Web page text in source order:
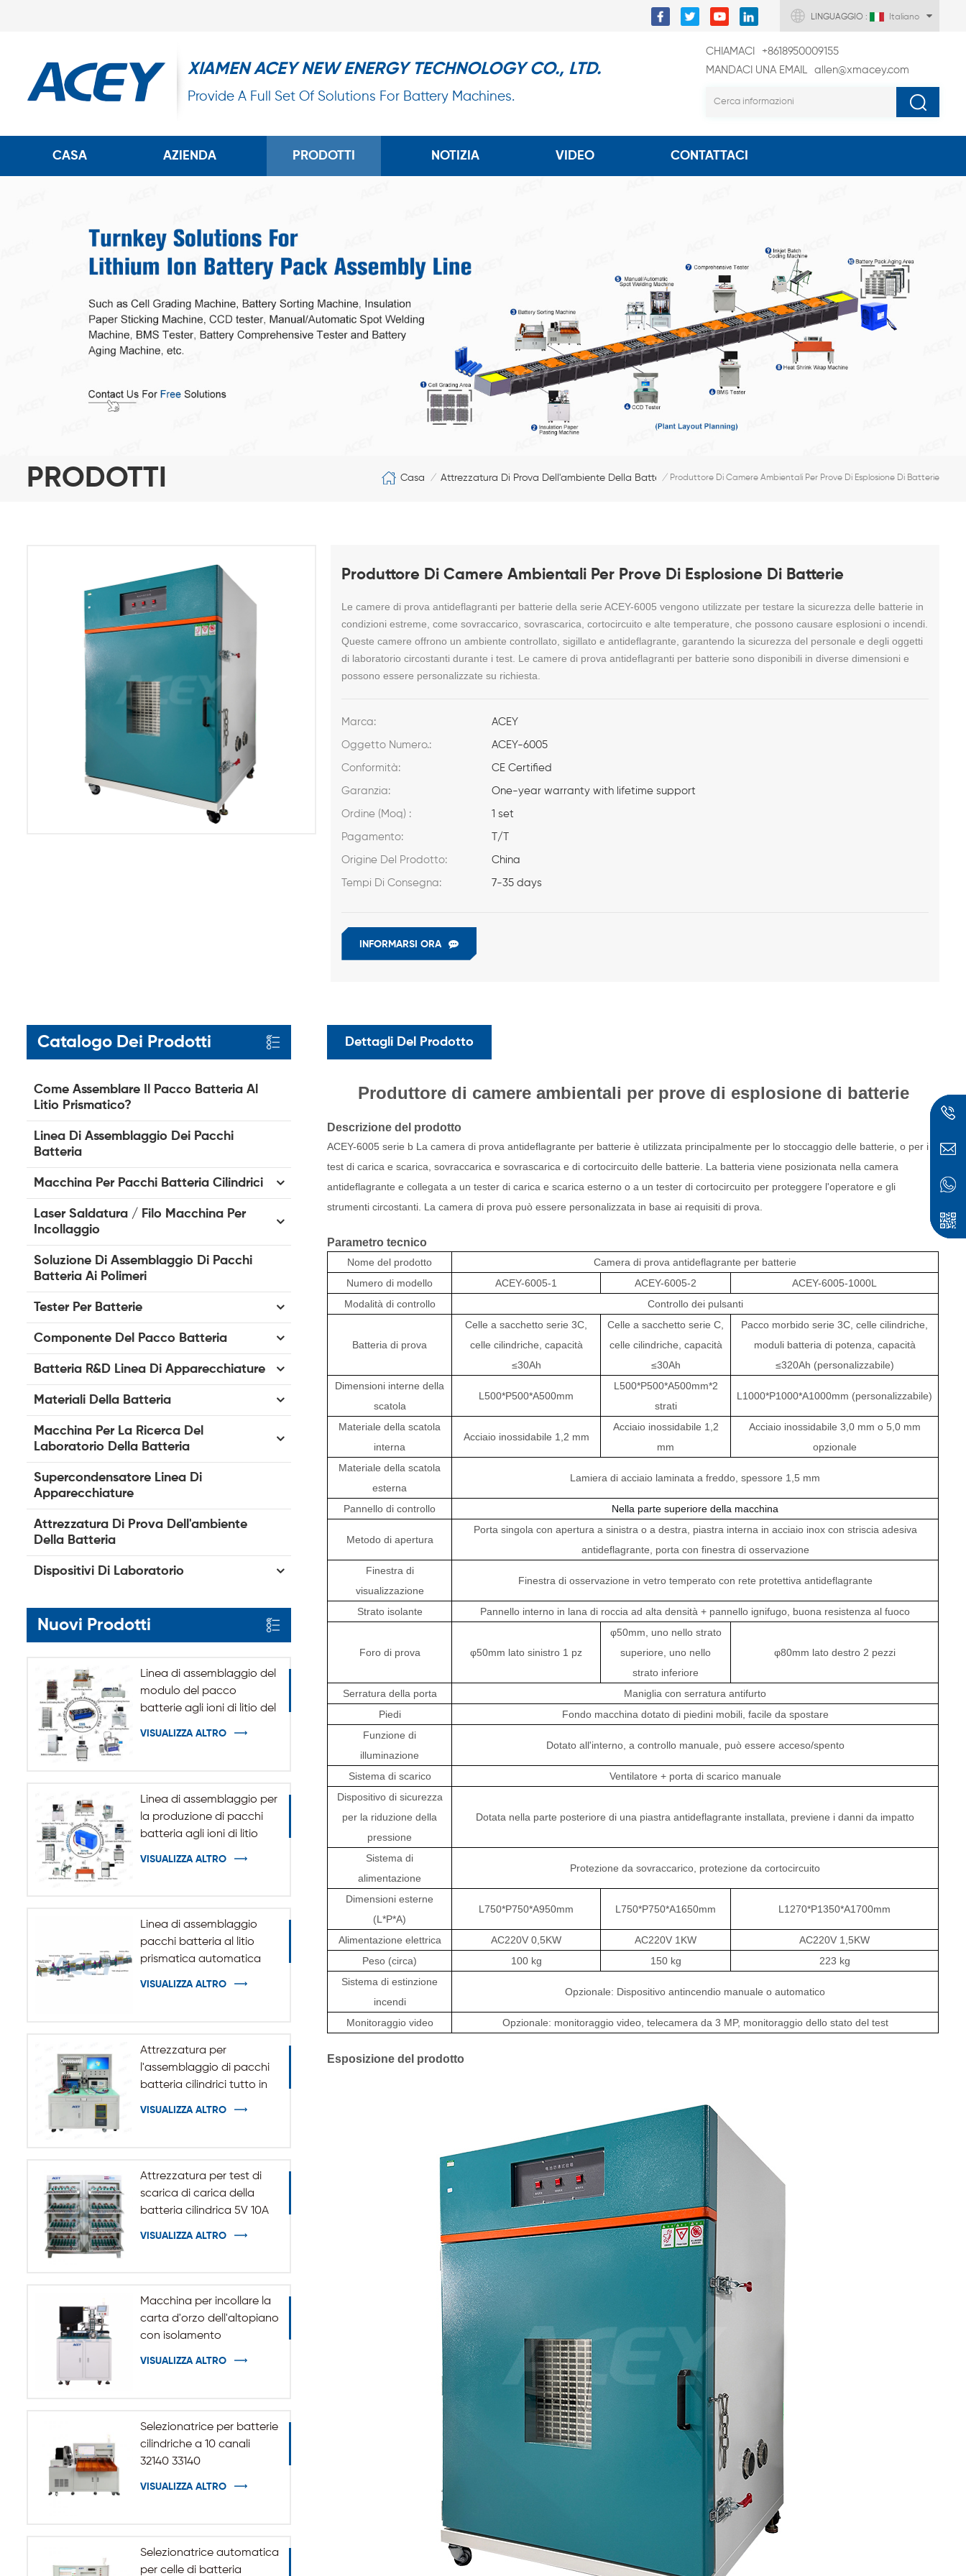
LINGUAGGIO : Italiano
XIAMEN ACEY NEW ENERGY TECHNOLOGY CO., LTD.
Provide A Full Set Of Solutions For Battery Machines.
CHIAMACI
+8618950009155
MANDACI UNA EMAIL
allen@xmacey.com
CASA AZIENDA PRODOTTI NOTIZIA VIDEO CONTATTACI
PRODOTTI Casa / Attrezzatura Di Prova Dell'ambiente Della Batteria
/ Produttore Di Camere Ambientali Per Prove Di Esplosione Di Batterie
Produttore Di Camere Ambientali Per Prove Di Esplosione Di Batterie
Le camere di prova antideflagranti per batterie della serie ACEY-6005 vengono utilizzate per testare la sicurezza delle batterie in
condizioni estreme, come sovraccarico, sovrascarica, cortocircuito e alte temperature, che possono causare esplosioni o incendi.
Queste camere offrono un ambiente controllato, sigillato e antideflagrante, garantendo la sicurezza del personale e degli oggetti
di laboratorio circostanti durante i test. Le camere di prova antideflagranti per batterie sono disponibili in diverse dimensioni e
possono essere personalizzate su richiesta.
Marca: ACEY
Oggetto Numero.: ACEY-6005
Conformità: CE Certified
Garanzia: One-year warranty with lifetime support
Ordine (Moq) : 1 set
Pagamento: T/T
Origine Del Prodotto: China
Tempi Di Consegna: 7-35 days
INFORMARSI ORA
Catalogo Dei Prodotti
Come Assemblare Il Pacco Batteria Al
Litio Prismatico?
Linea Di Assemblaggio Dei Pacchi
Batteria
Macchina Per Pacchi Batteria Cilindrici
Laser Saldatura / Filo Macchina Per
Incollaggio
Soluzione Di Assemblaggio Di Pacchi
Batteria Ai Polimeri
Tester Per Batterie
Componente Del Pacco Batteria
Batteria R&D Linea Di Apparecchiature
Materiali Della Batteria
Macchina Per La Ricerca Del
Laboratorio Della Batteria
Supercondensatore Linea Di
Apparecchiature
Attrezzatura Di Prova Dell'ambiente
Della Batteria
Dispositivi Di Laboratorio
Nuovi Prodotti
Linea di assemblaggio del
modulo del pacco
batterie agli ioni di litio del
VISUALIZZA ALTRO
Linea di assemblaggio per
la produzione di pacchi
batteria agli ioni di litio
VISUALIZZA ALTRO
Linea di assemblaggio
pacchi batteria al litio
prismatica automatica
VISUALIZZA ALTRO
Attrezzatura per
l'assemblaggio di pacchi
batteria cilindrici tutto in
VISUALIZZA ALTRO
Attrezzatura per test di
scarica di carica della
batteria cilindrica 5V 10A
VISUALIZZA ALTRO
Macchina per incollare la
carta d'orzo dell'altopiano
con isolamento
VISUALIZZA ALTRO
Selezionatrice per batterie
cilindriche a 10 canali
32140 33140
VISUALIZZA ALTRO
Selezionatrice automatica
per celle di batteria
Dettagli Del Prodotto
Produttore di camere ambientali per prove di esplosione di batterie
Descrizione del prodotto
ACEY-6005 serie b La camera di prova antideflagrante per batterie è utilizzata principalmente per lo stoccaggio delle batterie, o per i
test di carica e scarica, sovraccarica e sovrascarica e di cortocircuito delle batterie. La batteria viene posizionata nella camera
antideflagrante e collegata a un tester di carica e scarica esterno o a un tester di cortocircuito per proteggere l'operatore e gli
strumenti circostanti. La camera di prova può essere personalizzata in base ai requisiti di prova.
Parametro tecnico
Nome del prodotto
Camera di prova antideflagrante per batterie
Numero di modello
ACEY-6005-1 ACEY-6005-2
ACEY-6005-1000L
Modalità di controllo
Controllo dei pulsanti
Batteria di prova
Celle a sacchetto serie 3C,
celle cilindriche, capacità
≤30Ah
Celle a sacchetto serie C,
celle cilindriche, capacità
≤30Ah
Pacco morbido serie 3C, celle cilindriche,
moduli batteria di potenza, capacità
≤320Ah (personalizzabile)
Dimensioni interne della
scatola
L500*P500*A500mm
L500*P500*A500mm*2
strati
L1000*P1000*A1000mm (personalizzabile)
Materiale della scatola
interna
Acciaio inossidabile 1,2 mm
Acciaio inossidabile 1,2
mm
Acciaio inossidabile 3,0 mm o 5,0 mm
opzionale
Materiale della scatola
esterna
Lamiera di acciaio laminata a freddo, spessore 1,5 mm
Pannello di controllo Nella parte superiore della macchina
Metodo di apertura
Porta singola con apertura a sinistra o a destra, piastra interna in acciaio inox con striscia adesiva
antideflagrante, porta con finestra di osservazione
Finestra di
visualizzazione
Finestra di osservazione in vetro temperato con rete protettiva antideflagrante
Strato isolante Pannello interno in lana di roccia ad alta densità + pannello ignifugo, buona resistenza al fuoco
Foro di prova φ50mm lato sinistro 1 pz
φ50mm, uno nello strato
superiore, uno nello
strato inferiore
φ80mm lato destro 2 pezzi
Serratura della porta
Maniglia con serratura antifurto
Piedi
Fondo macchina dotato di piedini mobili, facile da spostare
Funzione di
illuminazione
Dotato all'interno, a controllo manuale, può essere acceso/spento
Sistema di scarico
Ventilatore + porta di scarico manuale
Dispositivo di sicurezza
per la riduzione della
pressione
Dotata nella parte posteriore di una piastra antideflagrante installata, previene i danni da impatto
Sistema di
alimentazione
Protezione da sovraccarico, protezione da cortocircuito
Dimensioni esterne
(L*P*A)
L750*P750*A950mm L750*P750*A1650mm L1270*P1350*A1700mm
Alimentazione elettrica AC220V 0,5KW AC220V 1KW
AC220V 1,5KW
Peso (circa)
100 kg 150 kg
223 kg
Sistema di estinzione
incendi
Opzionale: Dispositivo antincendio manuale o automatico
Monitoraggio video Opzionale: monitoraggio video, telecamera da 3 MP, monitoraggio dello stato del test
Esposizione del prodotto